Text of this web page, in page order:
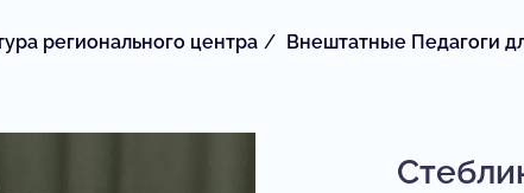
регионального центра Внештатные Педагоги